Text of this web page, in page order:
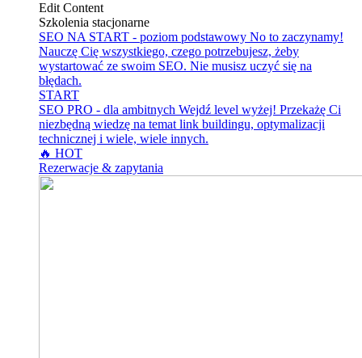
Edit Content
Szkolenia stacjonarne
SEO NA START - poziom podstawowy No to zaczynamy!
Nauczę Cię wszystkiego, czego potrzebujesz, żeby
wystartować ze swoim SEO. Nie musisz uczyć się na
błędach.
START
SEO PRO - dla ambitnych Wejdź level wyżej! Przekażę Ci
niezbędną wiedzę na temat link buildingu, optymalizacji
technicznej i wiele, wiele innych.
🔥 HOT
Rezerwacje & zapytania